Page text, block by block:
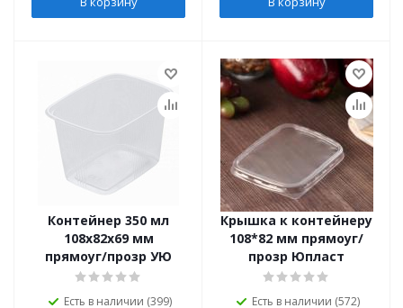
Контейнер 350 мл
108х82х69 мм
прямоуг/прозр УЮ
Есть в наличии (399)
Крышка к контейнеру
108*82 мм прямоуг/
прозр Юпласт
Есть в наличии (572)